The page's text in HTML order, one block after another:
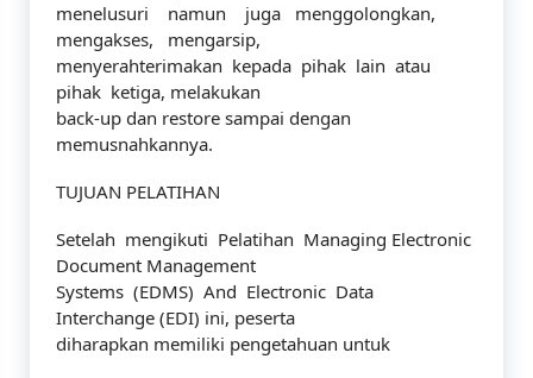
menelusuri namun juga menggolongkan,
mengakses, mengarsip,
menyerahterimakan kepada pihak lain atau
pihak ketiga, melakukan
back-up dan restore sampai dengan
memusnahkannya.
TUJUAN PELATIHAN
Setelah mengikuti Pelatihan Managing Electronic
Document Management
Systems (EDMS) And Electronic Data
Interchange (EDI) ini, peserta
diharapkan memiliki pengetahuan untuk